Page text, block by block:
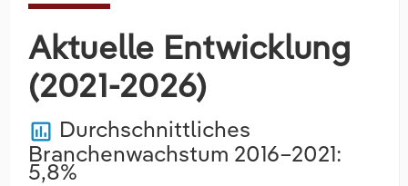
Aktuelle Entwicklung
(2021-2026)
poll Durchschnittliches
Branchenwachstum 2016–2021:
5,8%